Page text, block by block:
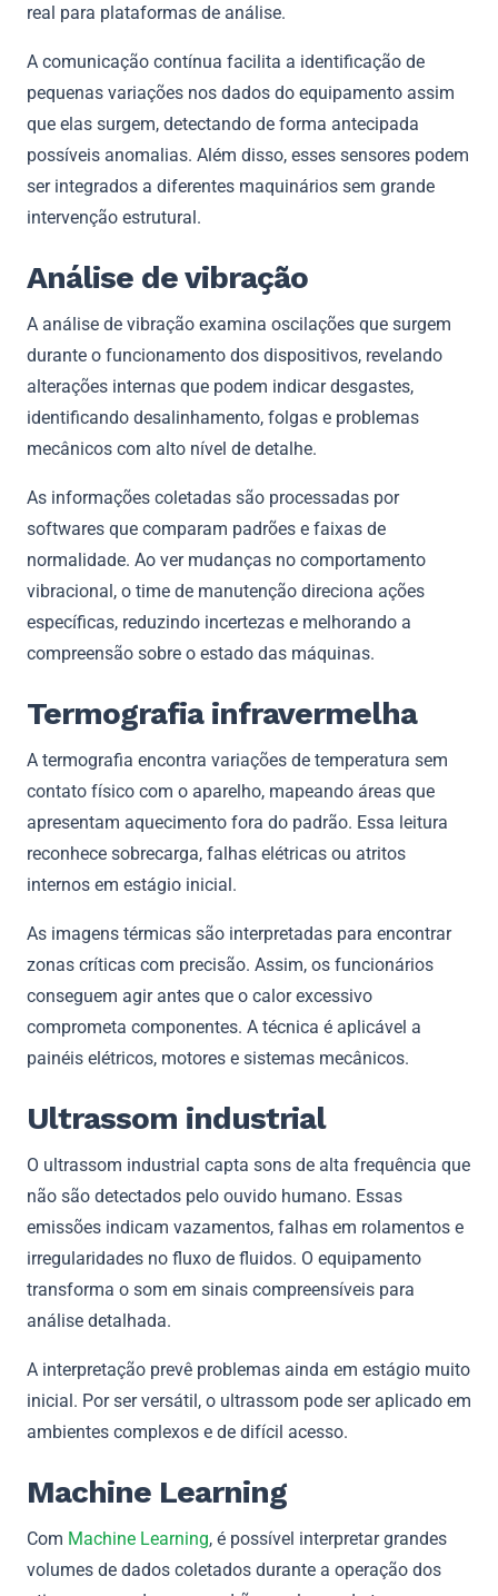
real para plataformas de análise.
A comunicação contínua facilita a identificação de
pequenas variações nos dados do equipamento assim
que elas surgem, detectando de forma antecipada
possíveis anomalias. Além disso, esses sensores podem
ser integrados a diferentes maquinários sem grande
intervenção estrutural.
Análise de vibração
A análise de vibração examina oscilações que surgem
durante o funcionamento dos dispositivos, revelando
alterações internas que podem indicar desgastes,
identificando desalinhamento, folgas e problemas
mecânicos com alto nível de detalhe.
As informações coletadas são processadas por
softwares que comparam padrões e faixas de
normalidade. Ao ver mudanças no comportamento
vibracional, o time de manutenção direciona ações
específicas, reduzindo incertezas e melhorando a
compreensão sobre o estado das máquinas.
Termografia infravermelha
A termografia encontra variações de temperatura sem
contato físico com o aparelho, mapeando áreas que
apresentam aquecimento fora do padrão. Essa leitura
reconhece sobrecarga, falhas elétricas ou atritos
internos em estágio inicial.
As imagens térmicas são interpretadas para encontrar
zonas críticas com precisão. Assim, os funcionários
conseguem agir antes que o calor excessivo
comprometa componentes. A técnica é aplicável a
painéis elétricos, motores e sistemas mecânicos.
Ultrassom industrial
O ultrassom industrial capta sons de alta frequência que
não são detectados pelo ouvido humano. Essas
emissões indicam vazamentos, falhas em rolamentos e
irregularidades no fluxo de fluidos. O equipamento
transforma o som em sinais compreensíveis para
análise detalhada.
A interpretação prevê problemas ainda em estágio muito
inicial. Por ser versátil, o ultrassom pode ser aplicado em
ambientes complexos e de difícil acesso.
Machine Learning
Com Machine Learning, é possível interpretar grandes
volumes de dados coletados durante a operação dos